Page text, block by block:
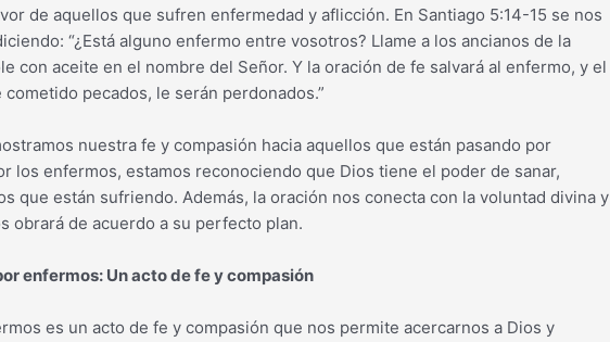
de aquellos que sufren enfermedad y aflicción. En Santiago 5:14-15 se nos
“¿Está alguno enfermo entre vosotros? Llame a los ancianos de la
con aceite en el nombre del Señor. Y la oración de fe salvará al enfermo, y el
pecados, le serán perdonados.”
nuestra fe y compasión hacia aquellos que están pasando por
los enfermos, estamos reconociendo que Dios tiene el poder de sanar,
que están sufriendo. Además, la oración nos conecta con la voluntad divina y
obrará de acuerdo a su perfecto plan.
enfermos: Un acto de fe y compasión
es un acto de fe y compasión que nos permite acercarnos a Dios y